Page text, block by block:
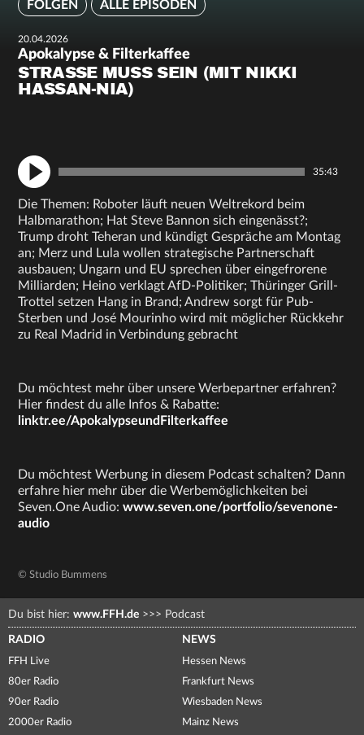
FOLGEN ALLE EPISODEN
20.04.2026
Apokalypse & Filterkaffee
STRASSE MUSS SEIN (MIT NIKKI H
ASSAN-NIA)
35:43
Die Themen: Roboter läuft neuen Weltrekord beim
Halbmarathon; Hat Steve Bannon sich eingenässt?;
Trump droht Teheran und kündigt Gespräche am Montag
an; Merz und Lula wollen strategische Partnerschaft
ausbauen; Ungarn und EU sprechen über eingefrorene
Milliarden; Heino verklagt AfD-Politiker; Thüringer Grill-
Trottel setzen Hang in Brand; Andrew sorgt für Pub-
Sterben und José Mourinho wird mit möglicher Rückkehr
zu Real Madrid in Verbindung gebracht
Du möchtest mehr über unsere Werbepartner erfahren?
Hier findest du alle Infos & Rabatte:
linktr.ee/ApokalypseundFilterkaffee
Du möchtest Werbung in diesem Podcast schalten? Dann
erfahre hier mehr über die Werbemöglichkeiten bei
Seven.One Audio:www.seven.one/portfolio/sevenone-
audio
© Studio Bummens
Du bist hier: www.FFH.de >>> Podcast
RADIO
FFH Live
80er Radio
90er Radio
2000er Radio
NEWS
Hessen News
Frankfurt News
Wiesbaden News
Mainz News